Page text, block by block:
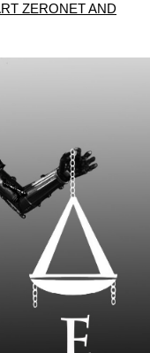
ZERONET AND